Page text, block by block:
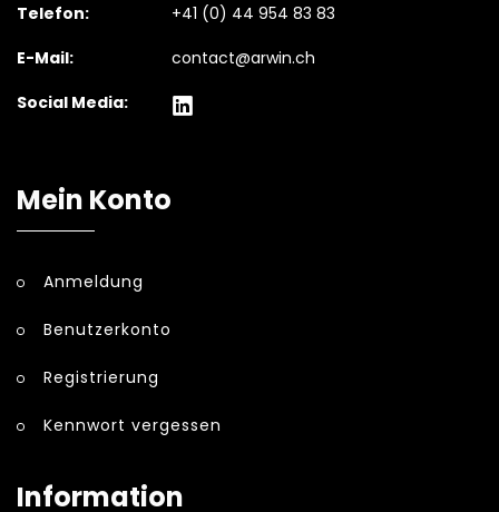
Telefon:
+41 (0) 44 954 83 83
E-Mail:
contact@arwin.ch
Social Media:
Mein Konto
Anmeldung
Benutzerkonto
Registrierung
Kennwort vergessen
Information